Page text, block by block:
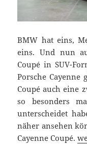
BMW hat eins,
eins. Und nun
Coupé in SUV-
Porsche Cayenne
Coupé auch eine
so besonders
unterscheidet
näher ansehen
Cayenne Coupé.